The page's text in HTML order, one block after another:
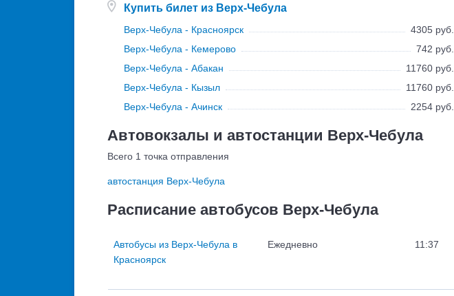
Купить билет из Верх-Чебула
Верх-Чебула - Красноярск
4305 руб.
Верх-Чебула - Кемерово
742 руб.
Верх-Чебула - Абакан
11760 руб.
Верх-Чебула - Кызыл
11760 руб.
Верх-Чебула - Ачинск
2254 руб.
Автовокзалы и автостанции Верх-Чебула
Всего 1 точка отправления
автостанция Верх-Чебула
Расписание автобусов Верх-Чебула
Автобусы из Верх-Чебула в
Красноярск
Ежедневно 11:37